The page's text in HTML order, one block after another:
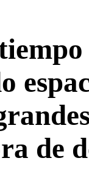
de